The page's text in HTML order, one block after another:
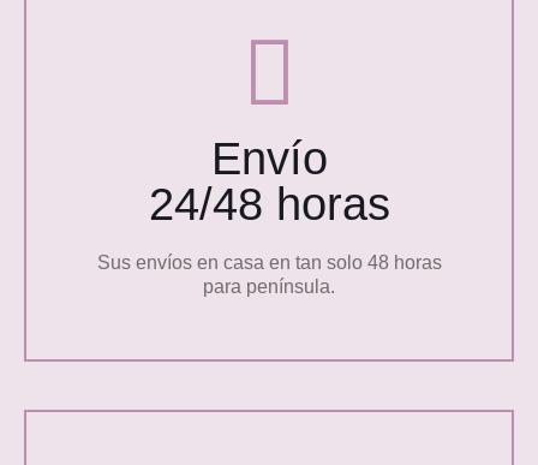
Envío
24/48 horas
Sus envíos en casa en tan solo 48 horas
para península.